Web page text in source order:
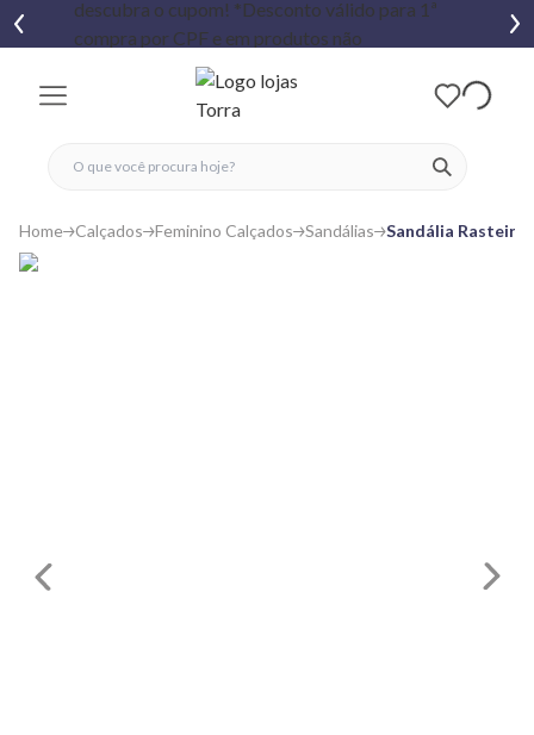
ver
fechar menu
fechar menu
favoritos
Home Calçados Feminino Calçados Sandálias Sandália Rasteira